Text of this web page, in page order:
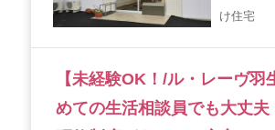
け住宅
【未経験OK！/ル・レーヴ羽
めての生活相談員でも大丈夫